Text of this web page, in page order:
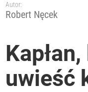
Autor:
Robert Nęcek
uwieść